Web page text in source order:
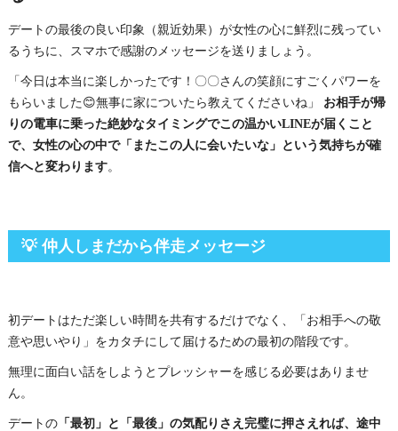
デートの最後の良い印象（親近効果）が女性の心に鮮烈に残ってい
るうちに、スマホで感謝のメッセージを送りましょう。
「今日は本当に楽しかったです！〇〇さんの笑顔にすごくパワーを
もらいました😊無事に家についたら教えてくださいね」 お相手が帰
りの電車に乗った絶妙なタイミングでこの温かいLINEが届くこと
で、女性の心の中で「またこの人に会いたいな」という気持ちが確
信へと変わります。
💡 仲人しまだから伴走メッセージ
初デートはただ楽しい時間を共有するだけでなく、「お相手への敬
意や思いやり」をカタチにして届けるための最初の階段です。
無理に面白い話をしようとプレッシャーを感じる必要はありませ
ん。
デートの「最初」と「最後」の気配りさえ完璧に押さえれば、途中